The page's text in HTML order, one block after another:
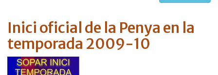
Inici oficial de la Penya en la
temporada 2009-10